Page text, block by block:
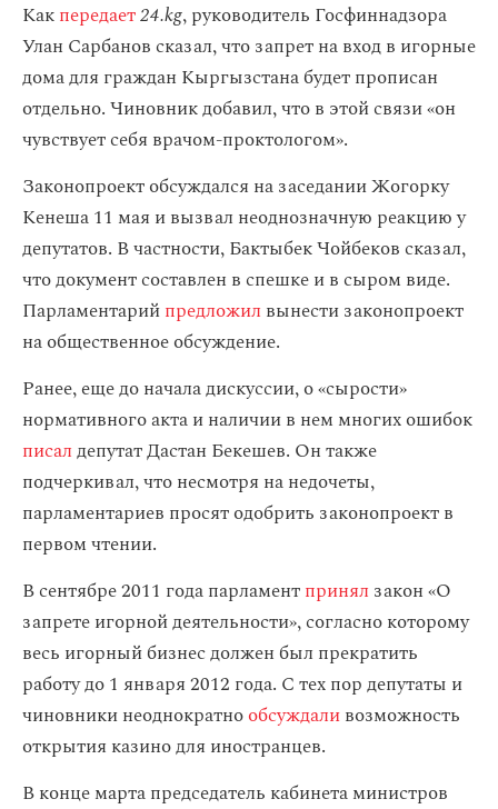
Какпередает24.kg, руководитель Госфиннадзора
Улан Сарбанов сказал, что запрет на вход в игорные
дома для граждан Кыргызстана будет прописан
отдельно. Чиновник добавил, что в этой связи «он
чувствует себя врачом-проктологом».
Законопроект обсуждался на заседании Жогорку
Кенеша 11 мая и вызвал неоднозначную реакцию у
депутатов. В частности, Бактыбек Чойбеков сказал,
что документ составлен в спешке и в сыром виде.
Парламентарийпредложил вынести законопроект
на общественное обсуждение.
Ранее, еще до начала дискуссии, о «сырости»
нормативного акта и наличии в нем многих ошибок
писалдепутат Дастан Бекешев. Он также
подчеркивал, что несмотря на недочеты,
парламентариев просят одобрить законопроект в
первом чтении.
В сентябре 2011 года парламентпринял закон «О
запрете игорной деятельности», согласно которому
весь игорный бизнес должен был прекратить
работу до 1 января 2012 года. С тех пор депутаты и
чиновники неоднократнообсуждаливозможность
открытия казино для иностранцев.
В конце марта председатель кабинета министров